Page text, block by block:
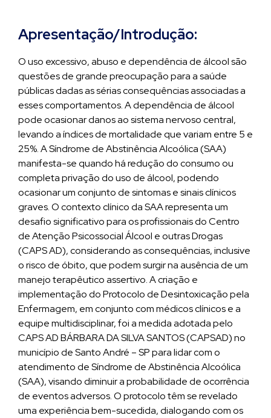
Apresentação/Introdução:
O uso excessivo, abuso e dependência de álcool são
questões de grande preocupação para a saúde
públicas dadas as sérias consequências associadas a
esses comportamentos. A dependência de álcool
pode ocasionar danos ao sistema nervoso central,
levando a índices de mortalidade que variam entre 5 e
25%. A Síndrome de Abstinência Alcoólica (SAA)
manifesta-se quando há redução do consumo ou
completa privação do uso de álcool, podendo
ocasionar um conjunto de sintomas e sinais clínicos
graves. O contexto clínico da SAA representa um
desafio significativo para os profissionais do Centro
de Atenção Psicossocial Álcool e outras Drogas
(CAPS AD), considerando as consequências, inclusive
o risco de óbito, que podem surgir na ausência de um
manejo terapêutico assertivo. A criação e
implementação do Protocolo de Desintoxicação pela
Enfermagem, em conjunto com médicos clínicos e a
equipe multidisciplinar, foi a medida adotada pelo
CAPS AD BÁRBARA DA SILVA SANTOS (CAPSAD) no
município de Santo André – SP para lidar com o
atendimento de Síndrome de Abstinência Alcoólica
(SAA), visando diminuir a probabilidade de ocorrência
de eventos adversos. O protocolo têm se revelado
uma experiência bem-sucedida, dialogando com os